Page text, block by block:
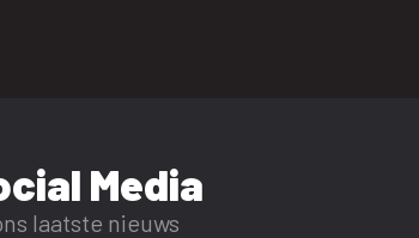
Media
laatste nieuws